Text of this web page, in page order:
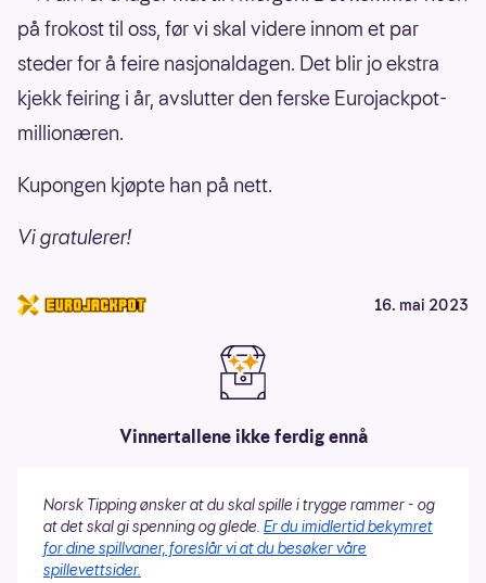
på frokost til oss, før vi skal videre innom et par
steder for å feire nasjonaldagen. Det blir jo ekstra
kjekk feiring i år, avslutter den ferske Eurojackpot-
millionæren.
Kupongen kjøpte han på nett.
Vi gratulerer!
16. mai 2023
Vinnertallene ikke ferdig ennå
Norsk Tipping ønsker at du skal spille i trygge rammer - og
at det skal gi spenning og glede. Er du imidlertid bekymret
for dine spillvaner, foreslår vi at du besøker våre
spillevettsider.